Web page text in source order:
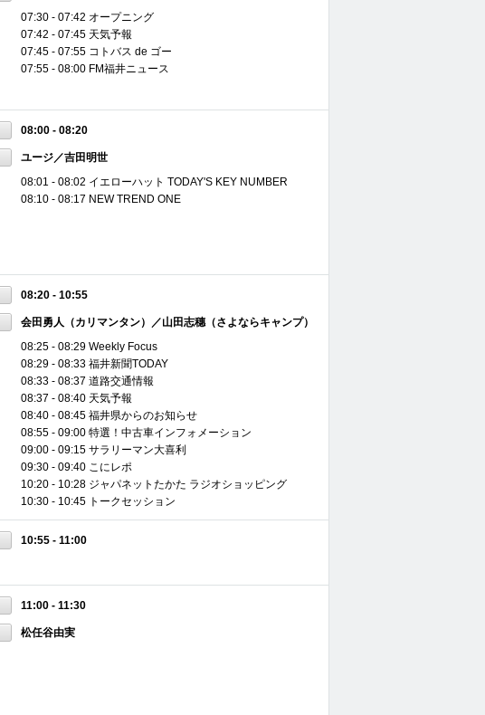
07:30 - 07:42 オープニング
07:42 - 07:45 天気予報
07:45 - 07:55 コトバス de ゴー
07:55 - 08:00 FM福井ニュース
08:00 - 08:20
ユージ／吉田明世
08:01 - 08:02 イエローハット TODAY'S KEY NUMBER
08:10 - 08:17 NEW TREND ONE
08:20 - 10:55
会田勇人（カリマンタン）／山田志穗（さよならキャンプ）
08:25 - 08:29 Weekly Focus
08:29 - 08:33 福井新聞TODAY
08:33 - 08:37 道路交通情報
08:37 - 08:40 天気予報
08:40 - 08:45 福井県からのお知らせ
08:55 - 09:00 特選！中古車インフォメーション
09:00 - 09:15 サラリーマン大喜利
09:30 - 09:40 こにレポ
10:20 - 10:28 ジャパネットたかた ラジオショッピング
10:30 - 10:45 トークセッション
10:55 - 11:00
11:00 - 11:30
松任谷由実